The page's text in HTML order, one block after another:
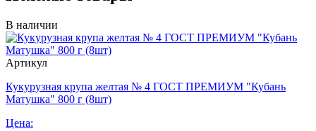
В наличии
Артикул
Кукурузная крупа желтая № 4 ГОСТ ПРЕМИУМ "Кубань
Матушка" 800 г (8шт)
Цена: